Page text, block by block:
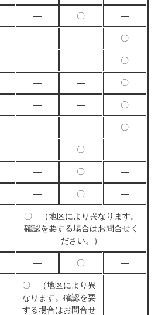
― 〇 ―
― ― 〇
― ― 〇
― ― 〇
― ― 〇
― ― 〇
― 〇 ―
― 〇 ―
― 〇 ―
〇 （地区により異なります。
確認を要する場合はお問合せく
ださい。）
― 〇 ―
〇 （地区により異
なります。確認を要
する場合はお問合せ
―